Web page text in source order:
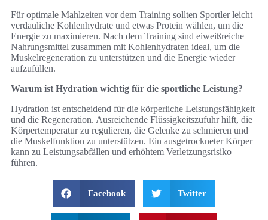
Für optimale Mahlzeiten vor dem Training sollten Sportler leicht
verdauliche Kohlenhydrate und etwas Protein wählen, um die
Energie zu maximieren. Nach dem Training sind eiweißreiche
Nahrungsmittel zusammen mit Kohlenhydraten ideal, um die
Muskelregeneration zu unterstützen und die Energie wieder
aufzufüllen.
Warum ist Hydration wichtig für die sportliche Leistung?
Hydration ist entscheidend für die körperliche Leistungsfähigkeit
und die Regeneration. Ausreichende Flüssigkeitszufuhr hilft, die
Körpertemperatur zu regulieren, die Gelenke zu schmieren und
die Muskelfunktion zu unterstützen. Ein ausgetrockneter Körper
kann zu Leistungsabfällen und erhöhtem Verletzungsrisiko
führen.
Facebook Twitter